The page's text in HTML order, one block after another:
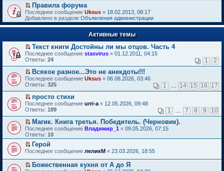
й
т
и
к
п
в
о
м
у
н
е
п
р
о
ч
и
т
а
н
н
о
м
у
с
о
о
П
е
р
е
т
и
к
п
р
в
о
м
у
н
е
п
р
о
ч
и
т
а
н
н
о
Правила форума
Последнее сообщение Uksus « 18.02.2013, 08:17
Добавлено в разделе Объявления администрации
Активные темы
П
е
е
й
т
и
п
е
р
в
о
м
у
н
е
п
р
о
Текст книги Достойны ли мы отцов. Часть 4
Последнее сообщение stasvirus « 01.12.2011, 04:15
Ответы: 24 1 2
П
е
е
й
т
и
к
п
е
р
в
о
м
у
н
Всякое разное...Это не анекдоты!!!
Последнее сообщение Uksus « 06.08.2026, 03:46
Ответы: 325 1 … 14 15 16 17
П
е
е
й
т
и
п
р
в
просто стихи
Последнее сообщение urri-a « 12.05.2026, 09:48
Ответы: 189 1 … 7 8 9 10
П
е
р
й
и
к
Магик. Книга третья. Победитель. (Черновик).
Последнее сообщение Владимир_1 « 09.05.2026, 07:15
Ответы: 10
П
р
е
Герой
Последнее сообщение леликМ « 23.03.2026, 18:55
Божественная кухня от А до Я